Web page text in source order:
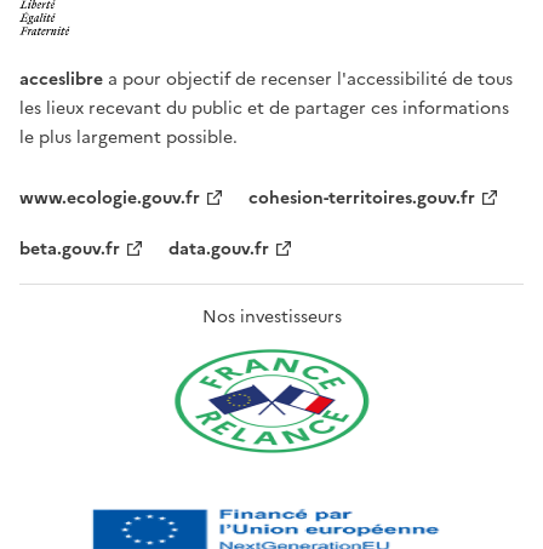
acceslibre a pour objectif de recenser l'accessibilité de tous
les lieux recevant du public et de partager ces informations
le plus largement possible.
www.ecologie.gouv.fr
cohesion-territoires.gouv.fr
beta.gouv.fr
data.gouv.fr
Nos investisseurs